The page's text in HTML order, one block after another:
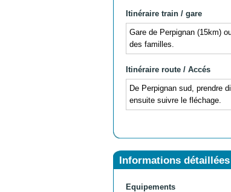
Itinéraire train / gare
Gare de Perpignan (15km)
des familles.
Itinéraire route / Accés
De Perpignan sud, prendre
ensuite suivre le fléchage.
Informations détaillées
Equipements